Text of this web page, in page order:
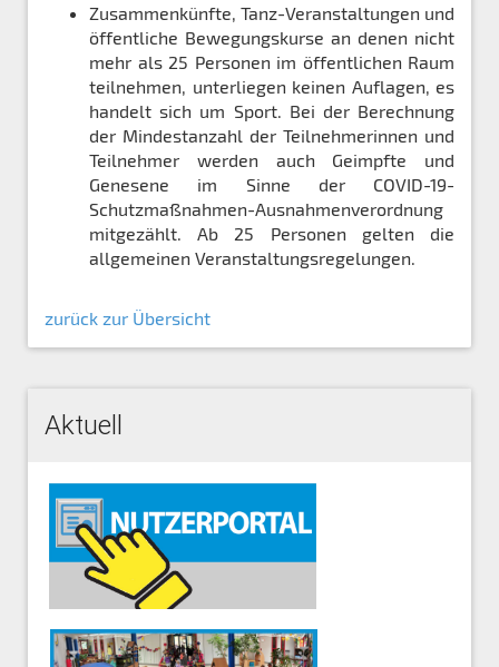
Zusammenkünfte, Tanz-Veranstaltungen und
öffentliche Bewegungskurse an denen nicht
mehr als 25 Personen im öffentlichen Raum
teilnehmen, unterliegen keinen Auflagen, es
handelt sich um Sport. Bei der Berechnung
der Mindestanzahl der Teilnehmerinnen und
Teilnehmer werden auch Geimpfte und
Genesene im Sinne der COVID-19-
Schutzmaßnahmen-Ausnahmenverordnung
mitgezählt. Ab 25 Personen gelten die
allgemeinen Veranstaltungsregelungen.
zurück zur Übersicht
Aktuell